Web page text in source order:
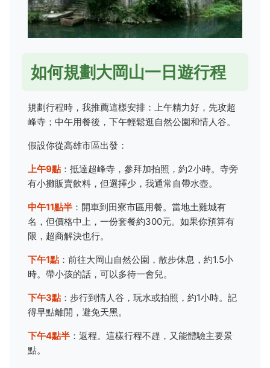
如何規劃大岡山一日遊行程
規劃行程時，我推薦這樣安排：上午精力好，先攻超
峰寺；中午用餐後，下午輕鬆逛自然公園和情人谷。
假設你從高雄市區出發：
上午9點 ：抵達超峰寺，參拜加拍照，約2小時。寺旁
有小攤販賣飲料，但選擇少，我通常自帶水壺。
中午11點半 ：開車到田寮市區用餐。當地土雞城有
名，但價格中上，一份套餐約300元。如果你預算有
限，超商解決也行。
下午1點 ：前往大岡山自然公園，散步休息，約1.5小
時。帶小孩的話，可以多待一會兒。
下午3點 ：步行到情人谷，玩水或拍照，約1小時。記
得早點離開，避免天黑。
下午4點半 ：返程。這樣行程不趕，又能體驗主要景
點。